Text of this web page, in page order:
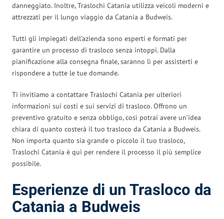
danneggiato. Inoltre, Traslochi Catania utilizza veicoli moderni e
attrezzati per il lungo viaggio da Catania a Budweis.
Tutti gli impiegati dell’azienda sono esperti e formati per
garantire un processo di trasloco senza intoppi. Dalla
pianificazione alla consegna finale, saranno lì per assisterti e
rispondere a tutte le tue domande.
Ti invitiamo a contattare Traslochi Catania per ulteriori
informazioni sui costi e sui servizi di trasloco. Offrono un
preventivo gratuito e senza obbligo, così potrai avere un’idea
chiara di quanto costerà il tuo trasloco da Catania a Budweis.
Non importa quanto sia grande o piccolo il tuo trasloco,
Traslochi Catania è qui per rendere il processo il più semplice
possibile.
Esperienze di un Trasloco da
Catania a Budweis